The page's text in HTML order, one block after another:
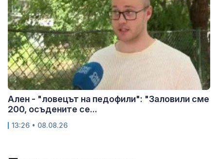
Ален - "ловецът на педофили": "Заловили сме
200, осъдените се...
13:26 • 08.08.26